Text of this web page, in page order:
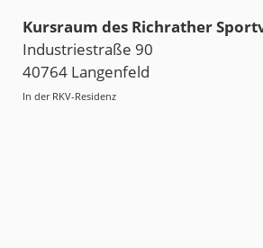
Kursraum des Richrather
Industriestraße 90
40764 Langenfeld
In der RKV-Residenz